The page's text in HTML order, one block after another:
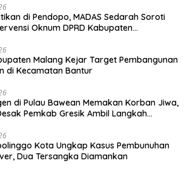
di Pendopo, MADAS Sedarah Soroti
Oknum DPRD Kabupaten
Malang Kejar Target Pembangunan
di Kecamatan Bantur
di Pulau Bawean Memakan Korban Jiwa,
Pemkab Gresik Ambil Langkah
Kota Ungkap Kasus Pembunuhan
Dua Tersangka Diamankan